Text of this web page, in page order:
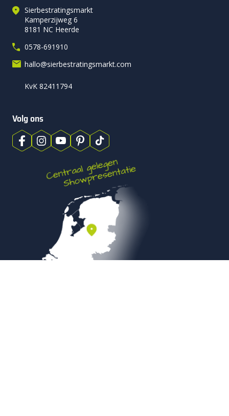
Sierbestratingsmarkt
Kamperzijweg 6
8181 NC Heerde
0578-691910
hallo@sierbestratingsmarkt.com
KvK 82411794
Volg ons